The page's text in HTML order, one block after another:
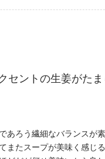
セントの生姜がた
あろう繊細なバランスが素
またスープが美味く感じる